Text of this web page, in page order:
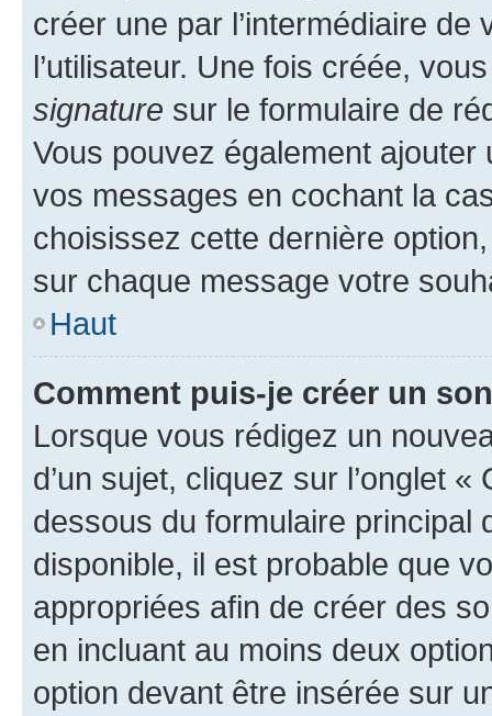
créer une par l’intermédiaire
l’utilisateur. Une fois créée,
signature sur le formulaire de
Vous pouvez également
vos messages en cochant la
choisissez cette dernière
sur chaque message votre
Haut
Comment puis-je créer un
Lorsque vous rédigez un
d’un sujet, cliquez sur l’onglet
dessous du formulaire principal
disponible, il est probable que
appropriées afin de créer des
en incluant au moins deux
option devant être insérée sur